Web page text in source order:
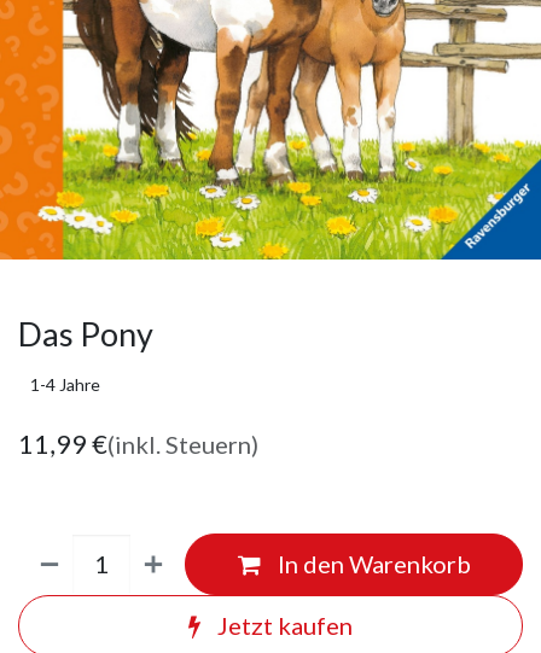
Das Pony
1-4 Jahre
11,99€(inkl. Steuern)
In den Warenkorb
Jetzt kaufen